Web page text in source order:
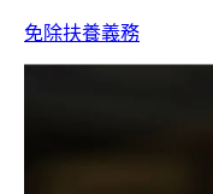
免除扶養義務